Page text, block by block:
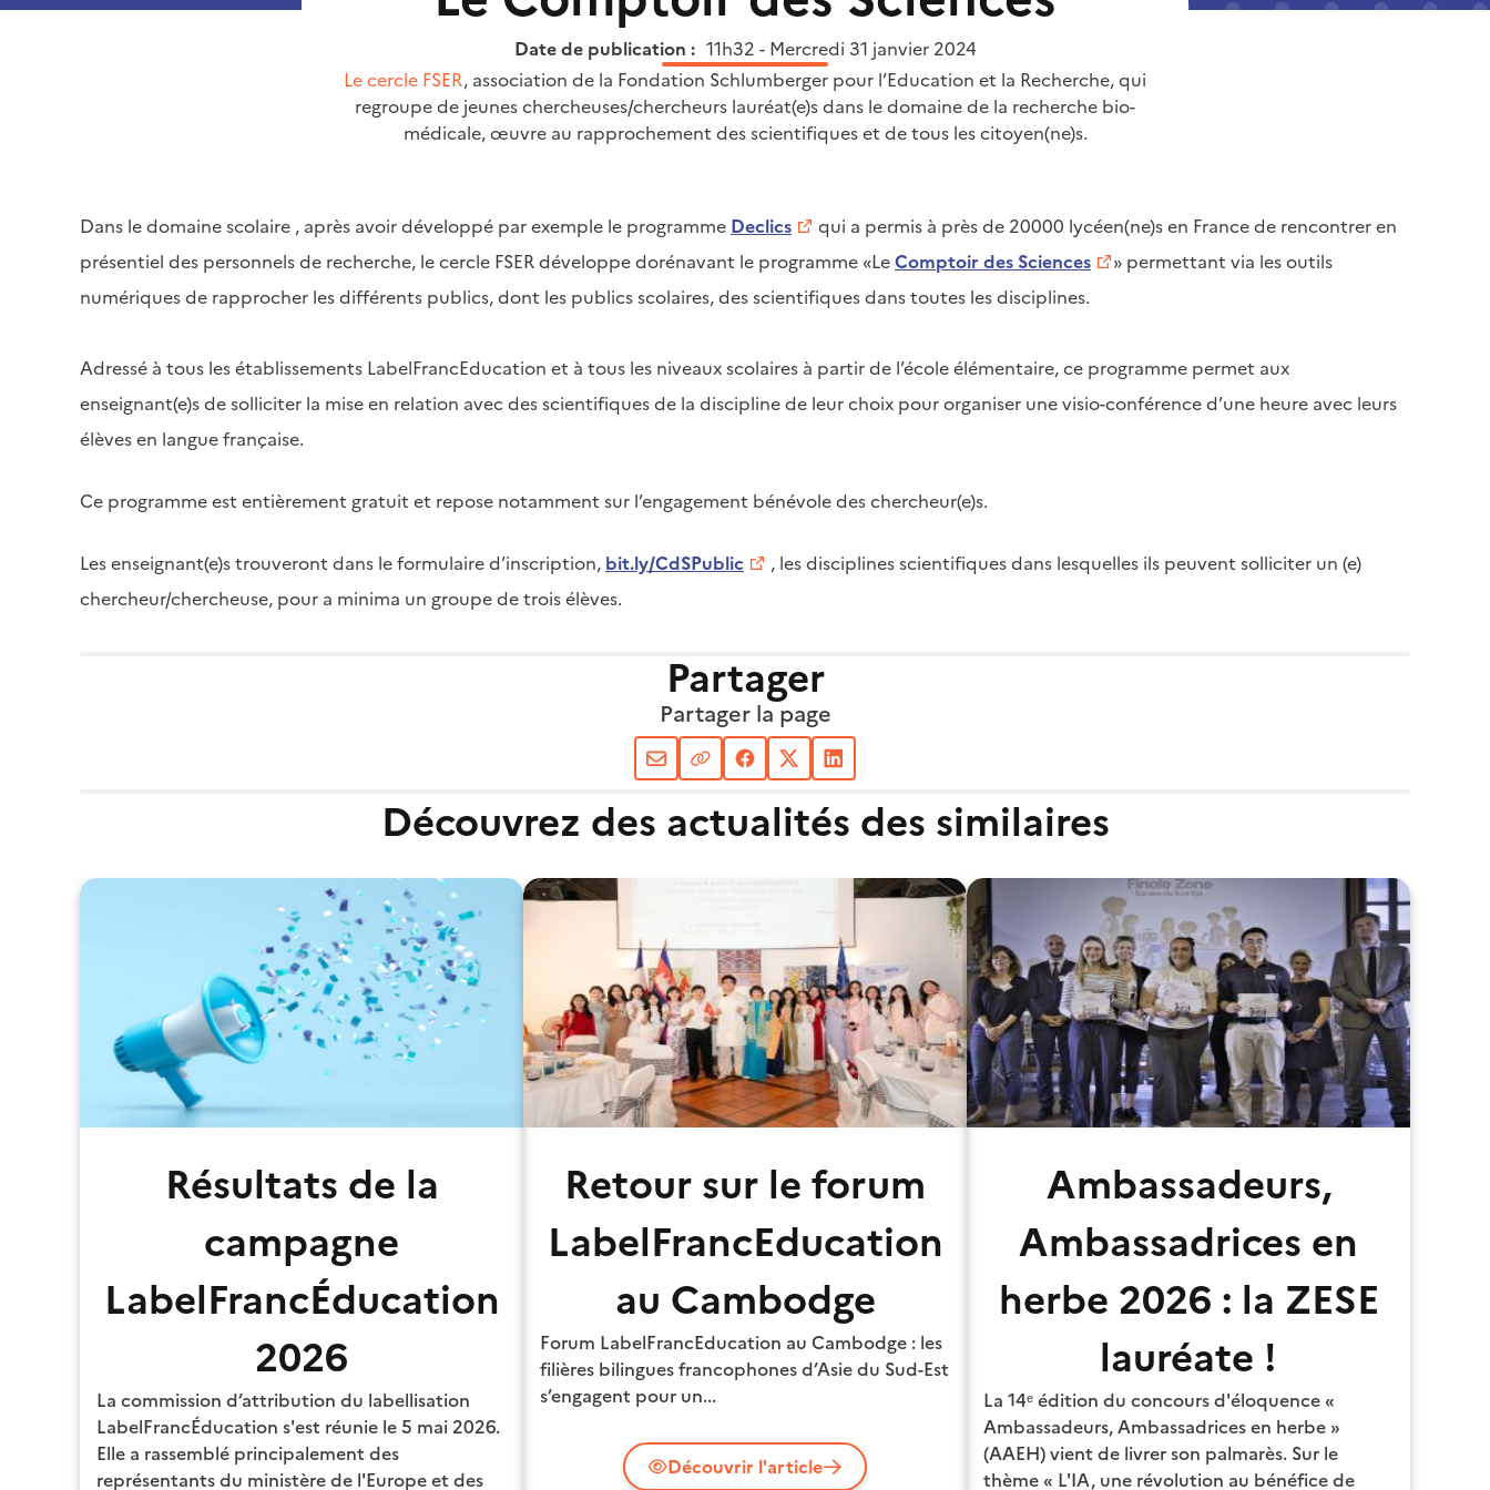
Date de publication : 11h32 - Mercredi 31 janvier 2024
Le cercle FSER, association de la Fondation Schlumberger pour l’Education et la Recherche, qui
regroupe de jeunes chercheuses/chercheurs lauréat(e)s dans le domaine de la recherche bio-
médicale, œuvre au rapprochement des scientifiques et de tous les citoyen(ne)s.
Dans le domaine scolaire , après avoir développé par exemple le programme Declics
qui a permis à près de 20000 lycéen(ne)s en France de rencontrer en
présentiel des personnels de recherche, le cercle FSER développe dorénavant le programme «LeComptoir des Sciences
» permettant via les outils
numériques de rapprocher les différents publics, dont les publics scolaires, des scientifiques dans toutes les disciplines.
Adressé à tous les établissements LabelFrancEducation et à tous les niveaux scolaires à partir de l’école élémentaire, ce programme permet aux
enseignant(e)s de solliciter la mise en relation avec des scientifiques de la discipline de leur choix pour organiser une visio-conférence d’une heure avec leurs
élèves en langue française.
Ce programme est entièrement gratuit et repose notamment sur l’engagement bénévole des chercheur(e)s.
Les enseignant(e)s trouveront dans le formulaire d’inscription, bit.ly/CdSPublic
, les disciplines scientifiques dans lesquelles ils peuvent solliciter un (e)
chercheur/chercheuse, pour a minima un groupe de trois élèves.
Partager
Partager la page
Découvrez des actualités des similaires
Résultats de la
campagne
LabelFrancÉducation
2026
La commission d’attribution du labellisation
LabelFrancÉducation s'est réunie le 5 mai 2026.
Elle a rassemblé principalement des
représentants du ministère de l'Europe et des
Retour sur le forum
LabelFrancEducation
au Cambodge
Forum LabelFrancEducation au Cambodge : les
filières bilingues francophones d’Asie du Sud-Est
s’engagent pour un...
Découvrir l'article
Ambassadeurs,
Ambassadrices en
herbe 2026 : la ZESE
lauréate !
La 14ᵉ édition du concours d'éloquence «
Ambassadeurs, Ambassadrices en herbe »
(AAEH) vient de livrer son palmarès. Sur le
thème « L'IA, une révolution au bénéfice de